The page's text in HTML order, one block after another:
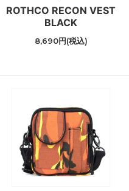
ROTHCO RECON VEST
BLACK
8,690円(税込)